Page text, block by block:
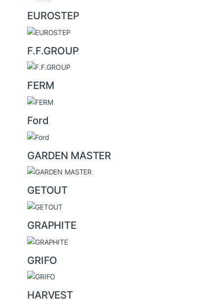
EUROSTEP
F.F.GROUP
FERM
Ford
GARDEN MASTER
GETOUT
GRAPHITE
GRIFO
HARVEST